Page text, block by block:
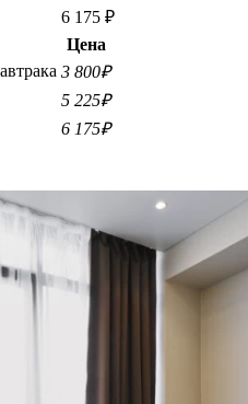
6 175 ₽
Цена
3 800₽
5 225₽
6 175₽